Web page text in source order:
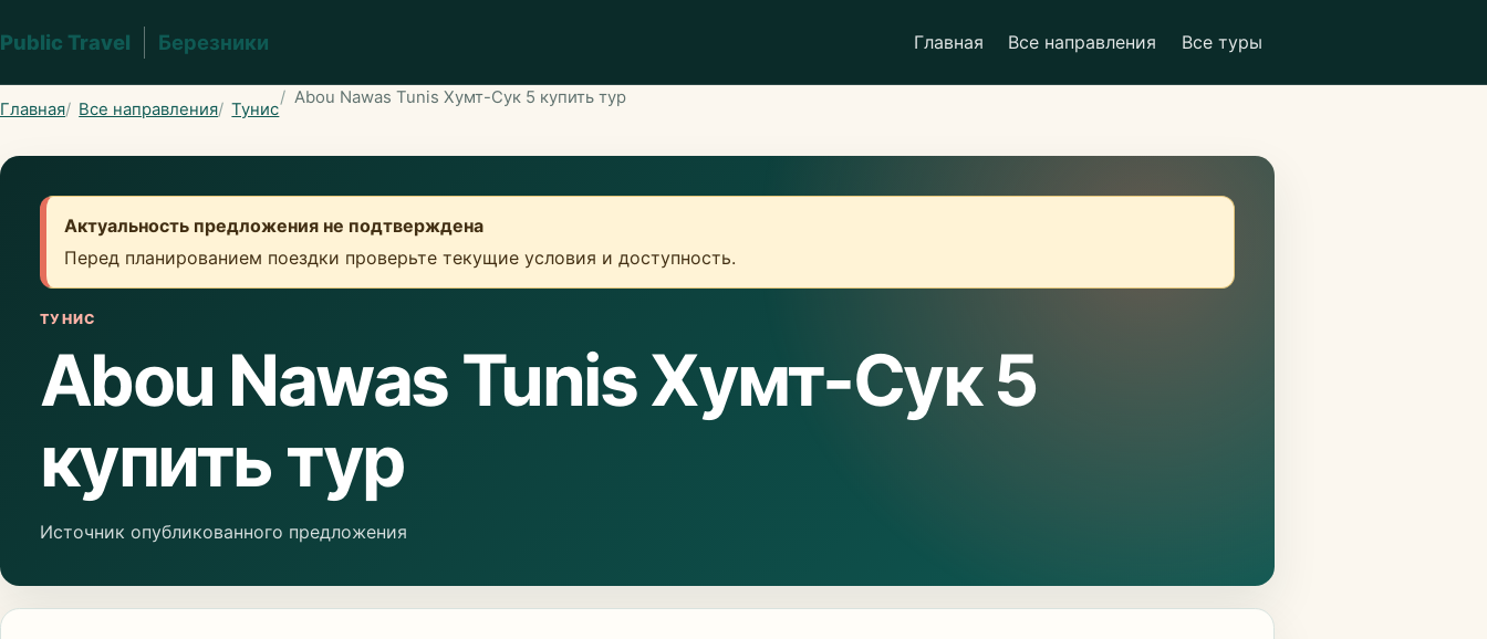
Public Travel Березники Главная Все направления Все туры
Главная Все направления Тунис
Abou Nawas Tunis Хумт-Сук 5 купить тур
Актуальность предложения не подтверждена
Перед планированием поездки проверьте текущие условия и доступность.
ТУНИС
Abou Nawas Tunis Хумт-Сук 5
купить тур
Источник опубликованного предложения